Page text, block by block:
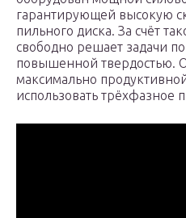
гарантирующей высокую
пильного диска. За счёт
свободно решает задачи
повышенной твердостью.
максимально
использовать трёхфазное